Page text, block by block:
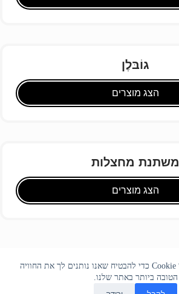
אנו משתמשים בקובצי Cookie כדי להבטיח שאנו נותנים לך את החוויה
הטובה ביותר באתר שלנו.
גוֹבּלֶן
הצג מוצרים
משתנת מחצלות
הצג מוצרים